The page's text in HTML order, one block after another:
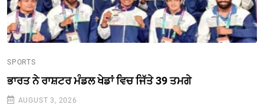
SPORTS
ਭਾਰਤ ਨੇ ਰਾਸ਼ਟਰ ਮੰਡਲ ਖੇਡਾਂ ਵਿਚ ਜਿੱਤੇ 39 ਤਮਗੇ
AUGUST 3, 2026